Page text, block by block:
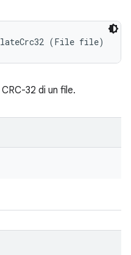
(File file)
32 di un file.